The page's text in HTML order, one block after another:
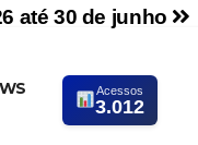
até 30 de junho
Acessos
3.012